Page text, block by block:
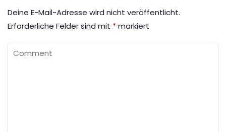
Deine E-Mail-Adresse wird nicht veröffentlicht.
Erforderliche Felder sind mit *markiert